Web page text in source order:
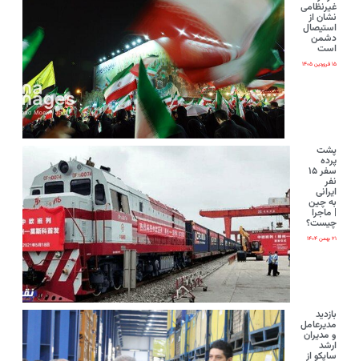
غیرنظامی
نشان از
استیصال
دشمن
است
۱۵ فروردین ۱۴۰۵
پشت
پرده
سفر ۱۵
نفر
ایرانی‌
به چین
| ماجرا
چیست؟
۲۱ بهمن ۱۴۰۴
بازدید
مدیرعامل
و مدیران
ارشد
ساپکو از